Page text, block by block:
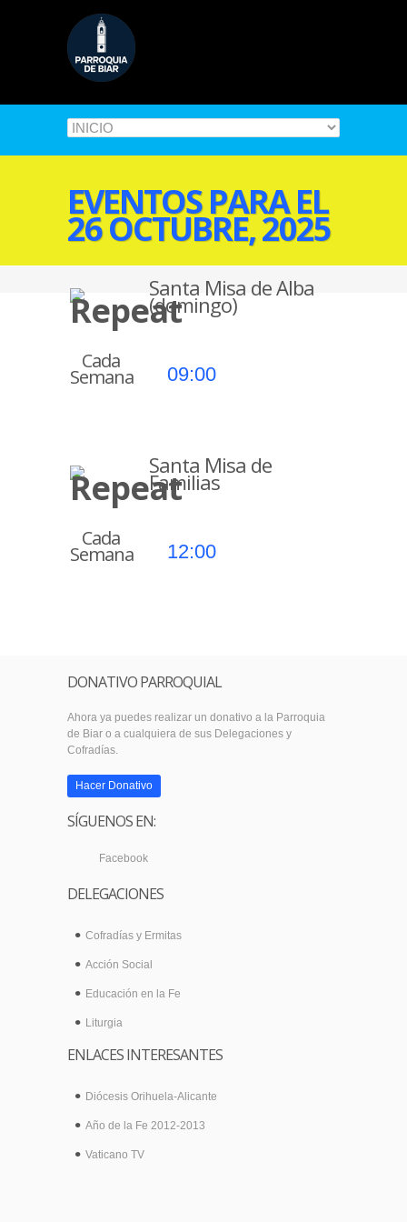
EVENTOS PARA EL
26 OCTUBRE, 2025
Cada
Semana
Santa Misa de Alba
(domingo)
09:00
Cada
Semana
Santa Misa de
Familias
12:00
DONATIVO PARROQUIAL
Ahora ya puedes realizar un donativo a la Parroquia
de Biar o a cualquiera de sus Delegaciones y
Cofradías.
Hacer Donativo
SÍGUENOS EN:
Facebook
DELEGACIONES
Cofradías y Ermitas
Acción Social
Educación en la Fe
Liturgia
ENLACES INTERESANTES
Diócesis Orihuela-Alicante
Año de la Fe 2012-2013
Vaticano TV